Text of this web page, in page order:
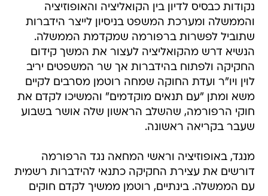
נקודות כבסיס לדיון בין הקואליציה והאופוזיציה
והממשלה ומערכת המשפט בניסיון לייצר הידברות
שתוביל לפשרות ברפורמה שמקדמת הממשלה.
הנשיא דרש מהקואליציה לעצור את המשך קידום
החקיקה ולפתוח בהידברות אך שר המשפטים יריב
לוין ויו"ר ועדת החוקה שמחה רוטמן מסרבים לקיים
משא ומתן "עם תנאים מוקדמים" והמשיכו לקדם את
חוקי הרפורמה, שהשלב הראשון שלה אושר בשבוע
שעבר בקריאה ראשונה.
מנגד, באופוזיציה וראשי המחאה נגד הרפורמה
דורשים את עצירת החקיקה כתנאי להידברות רשמית
עם הממשלה. בינתיים, רוטמן ממשיך לקדם חוקים